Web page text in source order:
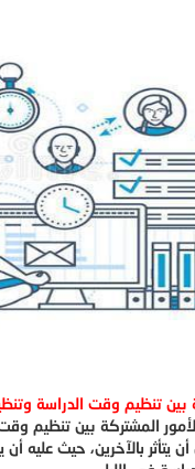
بين تنظيم وقت الدراسة
المشتركة بين تنظيم
يتأثر بالآخرين، حيث